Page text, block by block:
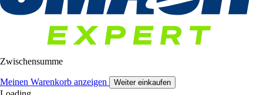
Zwischensumme
Meinen Warenkorb anzeigen Weiter einkaufen